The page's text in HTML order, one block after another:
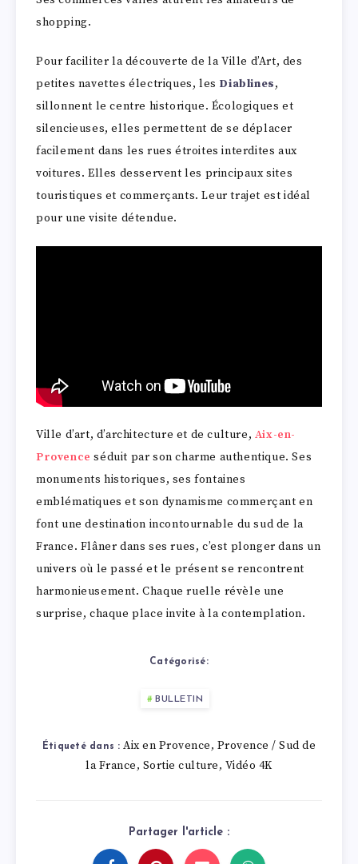
shopping.
Pour faciliter la découverte de la Ville d’Art, des
petites navettes électriques, les Diablines,
sillonnent le centre historique. Écologiques et
silencieuses, elles permettent de se déplacer
facilement dans les rues étroites interdites aux
voitures. Elles desservent les principaux sites
touristiques et commerçants. Leur trajet est idéal
pour une visite détendue.
Ville d’art, d’architecture et de culture, Aix-en-
Provence séduit par son charme authentique. Ses
monuments historiques, ses fontaines
emblématiques et son dynamisme commerçant en
font une destination incontournable du sud de la
France. Flâner dans ses rues, c’est plonger dans un
univers où le passé et le présent se rencontrent
harmonieusement. Chaque ruelle révèle une
surprise, chaque place invite à la contemplation.
Catégorisé:
BULLETIN
Étiqueté dans : Aix en Provence, Provence / Sud de
la France, Sortie culture, Vidéo 4K
Partager l'article :